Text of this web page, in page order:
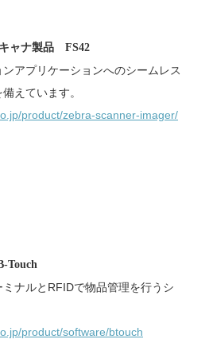
ャナ製品 FS42
アプリケーションへのシームレス
えています。
product/zebra-scanner-imager/
Touch
ナルとRFIDで物品管理を行うシ
product/software/btouch